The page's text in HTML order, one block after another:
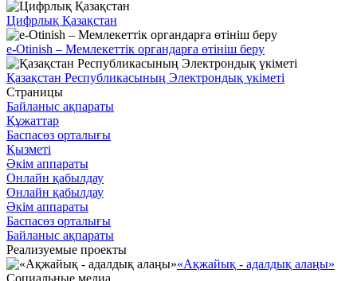
Цифрлық Қазақстан
e-Otinish – Мемлекеттік органдарға өтініш беру
Қазақстан Республикасының Электрондық үкіметі
Страницы
Байланыс ақпараты
Құжаттар
Баспасөз орталығы
Қызметі
Әкім аппараты
Онлайн қабылдау
Онлайн қабылдау
Әкім аппараты
Баспасөз орталығы
Байланыс ақпараты
Реализуемые проекты
«Ақжайық - адалдық алаңы»